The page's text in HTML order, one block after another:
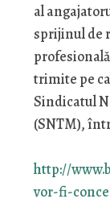
al
sprijinul de
trimite pe
Sindicatul
(SNTM),
http://
vor-fi-